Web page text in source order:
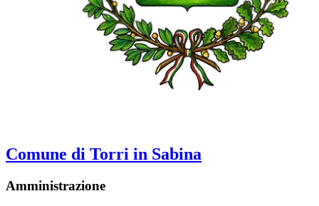
Comune di Torri in Sabina
Amministrazione